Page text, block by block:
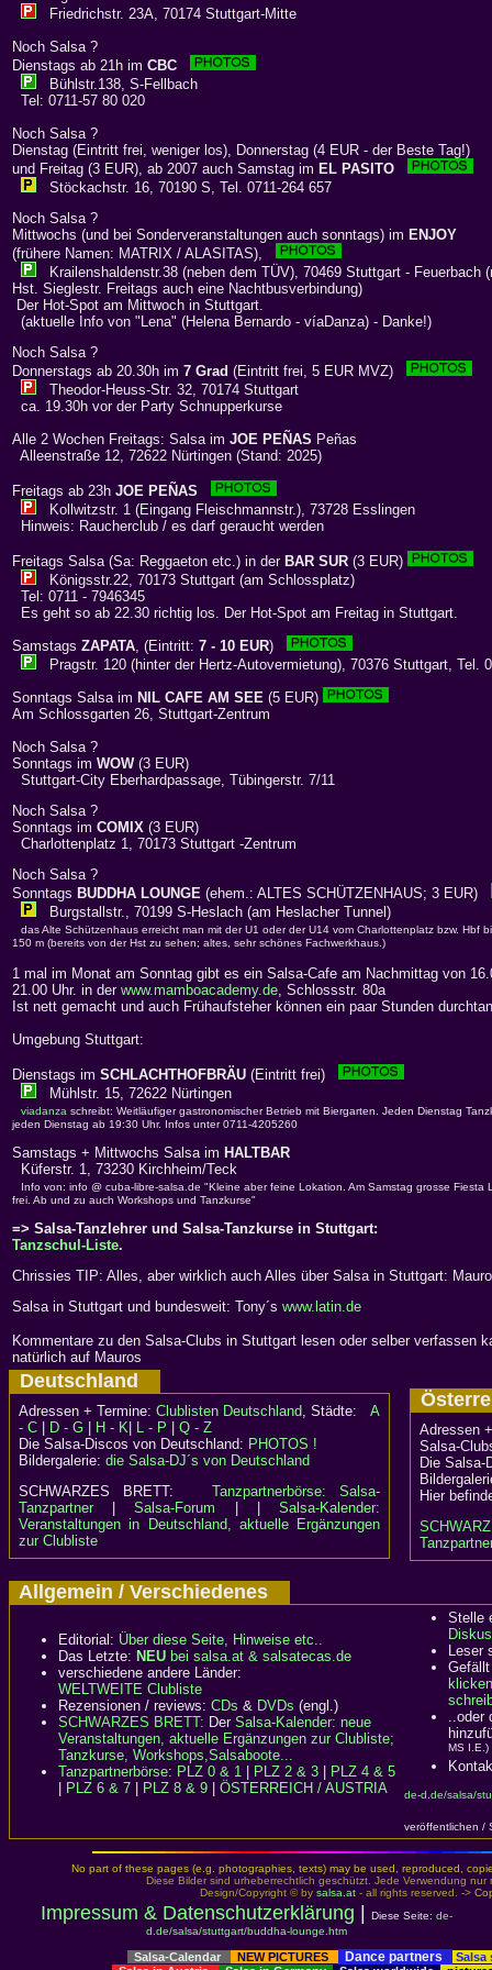
Friedrichstr. 23A, 70174 Stuttgart-Mitte
Noch Salsa ?
Dienstags ab 21h im CBC
Bühlstr.138, S-Fellbach
Tel: 0711-57 80 020
Noch Salsa ?
Dienstag (Eintritt frei, weniger los), Donnerstag (4 EUR - der Beste Tag!)
und Freitag (3 EUR), ab 2007 auch Samstag im EL PASITO
Stöckachstr. 16, 70190 S, Tel. 0711-264 657
Noch Salsa ?
Mittwochs (und bei Sonderveranstaltungen auch sonntags) im ENJOY
(frühere Namen: MATRIX / ALASITAS),
Krailenshaldenstr.38 (neben dem TÜV), 70469 Stuttgart -
Hst. Sieglestr. Freitags auch eine Nachtbusverbindung)
Der Hot-Spot am Mittwoch in Stuttgart.
(aktuelle Info von "Lena" (Helena Bernardo - víaDanza) - Danke!)
Noch Salsa ?
Donnerstags ab 20.30h im 7 Grad (Eintritt frei, 5 EUR MVZ)
Theodor-Heuss-Str. 32, 70174 Stuttgart
ca. 19.30h vor der Party Schnupperkurse
Alle 2 Wochen Freitags: Salsa im JOE PEÑAS Peñas
Alleenstraße 12, 72622 Nürtingen (Stand: 2025)
Freitags ab 23h JOE PEÑAS
Kollwitzstr. 1 (Eingang Fleischmannstr.), 73728 Esslingen
Hinweis: Raucherclub / es darf geraucht werden
Freitags Salsa (Sa: Reggaeton etc.) in der BAR SUR (3 EUR)
Königsstr.22, 70173 Stuttgart (am Schlossplatz)
Tel: 0711 - 7946345
Es geht so ab 22.30 richtig los. Der Hot-Spot am Freitag in Stuttgart.
Samstags ZAPATA, (Eintritt: 7 - 10 EUR)
Pragstr. 120 (hinter der Hertz-Autovermietung), 70376 Stuttgart, Tel.
Sonntags Salsa im NIL CAFE AM SEE (5 EUR)
Am Schlossgarten 26, Stuttgart-Zentrum
Noch Salsa ?
Sonntags im WOW(3 EUR)
Stuttgart-City Eberhardpassage, Tübingerstr. 7/11
Noch Salsa ?
Sonntags im COMIX (3 EUR)
Charlottenplatz 1, 70173 Stuttgart -Zentrum
Noch Salsa ?
Sonntags BUDDHA LOUNGE (ehem.: ALTES SCHÜTZENHAUS; 3 EUR)
Burgstallstr., 70199 S-Heslach (am Heslacher Tunnel)
das Alte Schützenhaus erreicht man mit der U1 oder der U14 vom Charlottenplatz bzw. Hbf
150 m (bereits von der Hst zu sehen; altes, sehr schönes Fachwerkhaus.)
1 mal im Monat am Sonntag gibt es ein Salsa-Cafe am Nachmittag von
21.00 Uhr. in der www.mamboacademy.de, Schlossstr. 80a
Ist nett gemacht und auch Frühaufsteher können ein paar Stunden
Umgebung Stuttgart:
Dienstags im SCHLACHTHOFBRÄU (Eintritt frei)
Mühlstr. 15, 72622 Nürtingen
viadanza schreibt: Weitläufiger gastronomischer Betrieb mit Biergarten. Jeden Dienstag
jeden Dienstag ab 19:30 Uhr. Infos unter 0711-4205260
Samstags + Mittwochs Salsa im HALTBAR
Küferstr. 1, 73230 Kirchheim/Teck
Info von: info @ cuba-libre-salsa.de "Kleine aber feine Lokation. Am Samstag grosse
frei. Ab und zu auch Workshops und Tanzkurse"
=> Salsa-Tanzlehrer und Salsa-Tanzkurse in Stuttgart:
Tanzschul-Liste.
Chrissies TIP: Alles, aber wirklich auch Alles über Salsa in Stuttgart:
Salsa in Stuttgart und bundesweit: Tony´s www.latin.de
Kommentare zu den Salsa-Clubs in Stuttgart lesen oder selber verfassen
natürlich auf Mauros
Deutschland
Adressen + Termine: Clublisten Deutschland, Städte: A
- C
D - G H - K L - P
Q - Z
Die Salsa-Discos von Deutschland: PHOTOS !
Bildergalerie: die Salsa-DJ´s von Deutschland
SCHWARZES BRETT:Tanzpartnerbörse: Salsa-
Tanzpartner|Salsa-Forum | |Salsa-Kalender:
Veranstaltungen in Deutschland, aktuelle Ergänzungen
zur Clubliste
Adressen
Salsa-
Die
Hier
Allgemein / Verschiedenes
Editorial: Über diese Seite, Hinweise etc..
Das Letzte: NEU bei salsa.at & salsatecas.de
verschiedene andere Länder:
WELTWEITE Clubliste
Rezensionen / reviews: CDs & DVDs (engl.)
SCHWARZES BRETT: Der Salsa-Kalender: neue
Veranstaltungen, aktuelle Ergänzungen zur Clubliste;
Tanzkurse, Workshops,Salsaboote...
Tanzpartnerbörse: PLZ 0 & 1 PLZ 2 & 3
PLZ 4 & 5
PLZ 6 & 7 PLZ 8 & 9 ÖSTERREICH / AUSTRIA
Stelle
Leser
klicken
..oder
MS I.E.)
de-d.de/salsa/
veröffentlichen /
No part of these pages (e.g. photographies, texts) may be used, reproduced,
Diese Bilder sind urheberrechtlich geschützt. Jede Verwendung
Design/Copyright © by salsa.at - all rights reserved. ->
Impressum & Datenschutzerklärung Diese Seite: de-
d.de/salsa/stuttgart/buddha-lounge.htm
Salsa-Calendar NEW PICTURES Dance partners
Salsa